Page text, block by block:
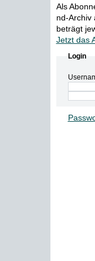
Als
nd-Archiv
beträgt
Jetzt das
Login